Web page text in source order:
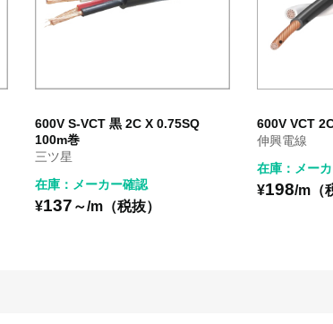
600V S-VCT 黒 2C X 0.75SQ
100m巻
三ツ星
在庫：メーカー確認
¥137 ～/m（税抜）
600V VCT
伸興電線
在庫：メー
¥198/m（